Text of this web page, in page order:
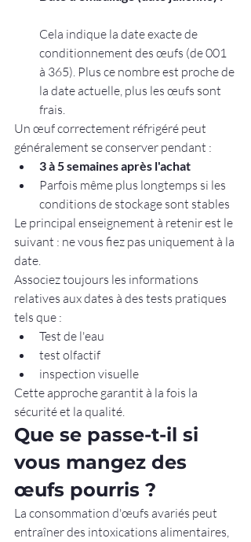
Cela indique la date exacte de
conditionnement des œufs (de 001
à 365). Plus ce nombre est proche de
la date actuelle, plus les œufs sont
frais.
Un œuf correctement réfrigéré peut
généralement se conserver pendant :
3 à 5 semaines après l'achat
Parfois même plus longtemps si les
conditions de stockage sont stables
Le principal enseignement à retenir est le
suivant : ne vous fiez pas uniquement à la
date.
Associez toujours les informations
relatives aux dates à des tests pratiques
tels que :
Test de l'eau
test olfactif
inspection visuelle
Cette approche garantit à la fois la
sécurité et la qualité.
Que se passe-t-il si
vous mangez des
œufs pourris ?
La consommation d'œufs avariés peut
entraîner des intoxications alimentaires,